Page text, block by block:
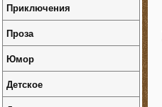
Приключения
Проза
Юмор
Детское